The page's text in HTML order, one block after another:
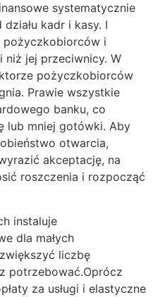
systematycznie
kadr i kasy. I
i
niż jej przeciwnicy. W
pożyczkobiorców
Prawie wszystkie
banku, co
lub mniej gotówki. Aby
otwarcia,
akceptację, na
roszczenia i rozpocząć
instaluje
dla małych
liczbę
potrzebować.Oprócz
za usługi i elastyczne